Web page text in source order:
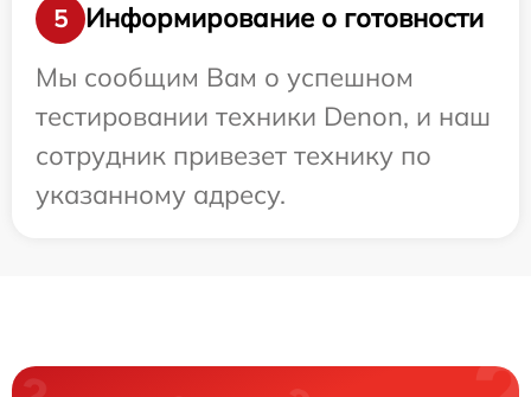
5
Информирование о готовности
Мы сообщим Вам о успешном
тестировании техники Denon, и наш
сотрудник привезет технику по
указанному адресу.